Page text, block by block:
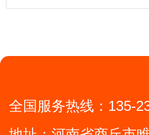
全国服务热线： 135-